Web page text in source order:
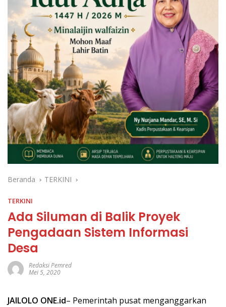
Beranda TERKINI
TERKINI
Ada Siluman di Balik Proyek
Pengadaan Sistem Informasi
Desa
Redaksi Pemred
Mei 5, 2020
JAILOLO ONE.id– Pemerintah pusat menganggarkan